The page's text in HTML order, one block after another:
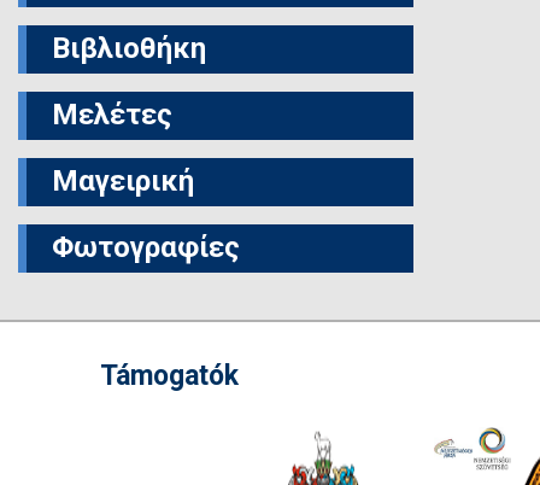
Βιβλιοθήκη
Μελέτες
Μαγειρική
Φωτογραφίες
Támogatók